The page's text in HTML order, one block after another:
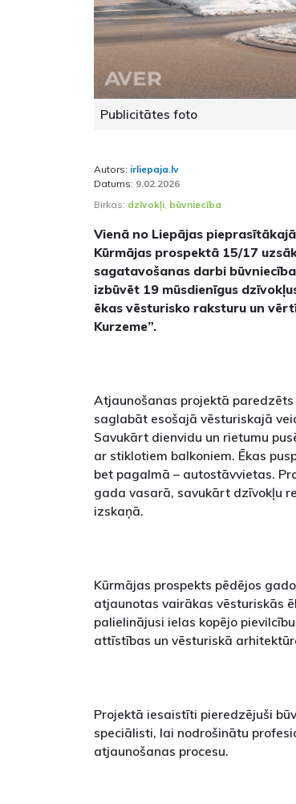
Publicitātes foto
Autors: irliepaja.lv
Datums: 9.02.2026
Birkas: dzīvokļi, būvniecība
Vienā no Liepājas
Kūrmājas prospektā 15/17
sagatavošanas darbi
izbūvēt 19 mūsdienīgus
ēkas vēsturisko raksturu un
Kurzeme”.
Atjaunošanas projektā
saglabāt esošajā vēsturiskajā
Savukārt dienvidu un rietumu
ar stiklotiem balkoniem. Ēkas
bet pagalmā – autostāvvietas.
gada vasarā, savukārt dzīvokļu
izskaņā.
Kūrmājas prospekts pēdējos
atjaunotas vairākas vēsturiskās
palielinājusi ielas kopējo
attīstības un vēsturiskā
Projektā iesaistīti pieredzējuši
speciālisti, lai nodrošinātu
atjaunošanas procesu.